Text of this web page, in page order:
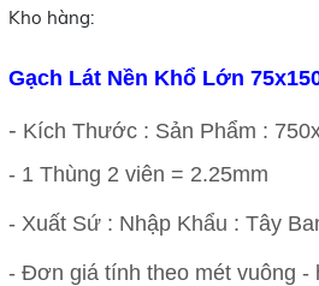
Kho hàng:
Gạch Lát Nền Khổ Lớn
- Kích Thước : Sản Phẩm :
- 1 Thùng 2 viên = 2.25mm
- Xuất Sứ : Nhập Khẩu : Tây
- Đơn giá tính theo mét vuông -